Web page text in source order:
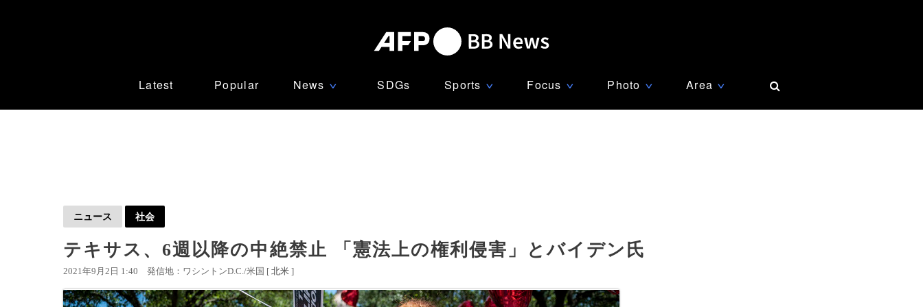
Latest Popular News ∨ SDGs Sports ∨ Focus ∨ Photo ∨ Area ∨
ニュース 社会
テキサス、6週以降の中絶禁止 「憲法上の権利侵害」とバイデン氏
2021年9月2日 1:40 発信地：ワシントンD.C./米国 [ 北米 ]